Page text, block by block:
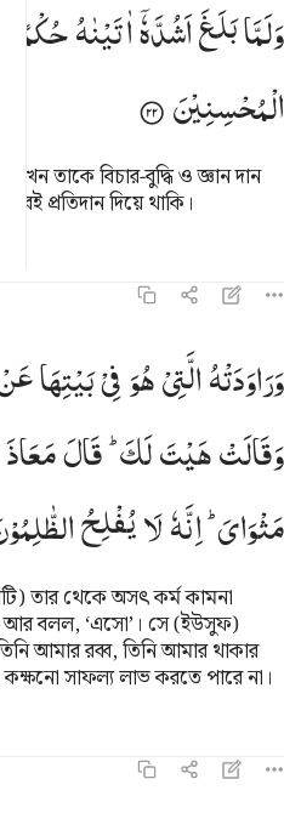
ولما بلغ اشده اتيناه حكما وعلما
وَلَمَّا بَلَغَ أَشُدَّهُۥٓ ءَاتَيْنَـٰهُ
وَلَمَّابَلَغَاَشُدَّهٗۤاٰتَیْنٰهُحُكْمًا
الْمُحْسِنِیْنَ
তাকে বিচার-বুদ্ধি ও জ্ঞান দান
প্রতিদান দিয়ে থাকি।
وراودته التي هو في بيتها عن نفسه
وَرَٰوَدَتْهُ ٱلَّتِى هُوَ فِى بَيْتِهَا عَن
وَرَاوَدَتْهُالَّتِیْهُوَفِیْبَیْتِهَا
وَقَالَتْهَیْتَلَكَ ؕ قَالَمَعَاذَ
مَثْوَایَ ؕ اِنَّهٗلَایُفْلِحُ
তার থেকে অসৎ কর্ম কামনা
আর বলল, ‘এসো’। সে (ইউসুফ)
আমার রব্ব, তিনি আমার থাকার
কক্ষনো সাফল্য লাভ করতে পারে না।